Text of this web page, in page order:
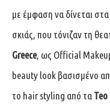
με έμφαση να δίνεται
σκιάς, που τόνιζαν τη
Greece, ως Official
beauty look βασισμένο
το hair styling από τα